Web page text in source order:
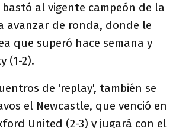
al vigente campeón de la
avanzar de ronda, donde le
que superó hace semana y
(1-2).
de 'replay', también se
el Newcastle, que venció en
United (2-3) y jugará con el